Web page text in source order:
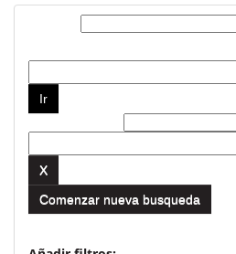
Comenzar nueva busqueda